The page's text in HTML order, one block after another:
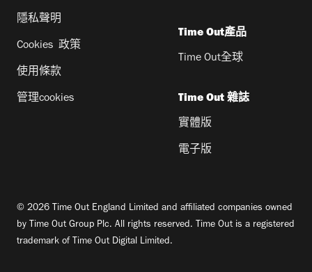
隱私聲明
Cookies 政策
使用條款
管理cookies
Time Out產品
Time Out全球
Time Out 雜誌
實體版
電子版
© 2026 Time Out England Limited and affiliated companies owned
by Time Out Group Plc. All rights reserved. Time Out is a registered
trademark of Time Out Digital Limited.